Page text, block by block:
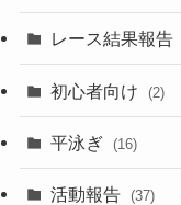
レース結果報告
初心者向け (2)
平泳ぎ (16)
活動報告 (37)